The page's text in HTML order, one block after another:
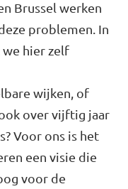
Brussel werken
problemen. In
hier zelf
wijken, of
over vijftig jaar
Voor ons is het
een visie die
voor de